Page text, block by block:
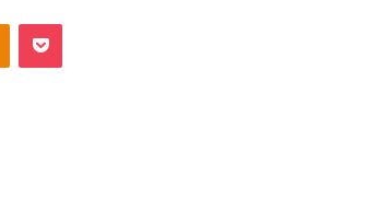
Odnoklassniki
Pocket